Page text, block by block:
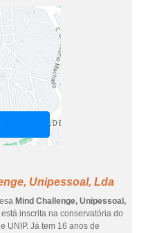
Unipessoal, Lda
Mind Challenge, Unipessoal,
está inscrita na conservatória do
UNIP. Já tem 16 anos de